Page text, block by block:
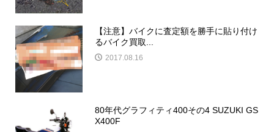
【注意】バイクに査定額を勝手に貼り付け
るバイク買取...
2017.08.16
80年代グラフィティ400その4 SUZUKI GS
X400F